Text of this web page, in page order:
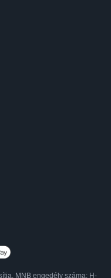
MNB engedély száma: H-